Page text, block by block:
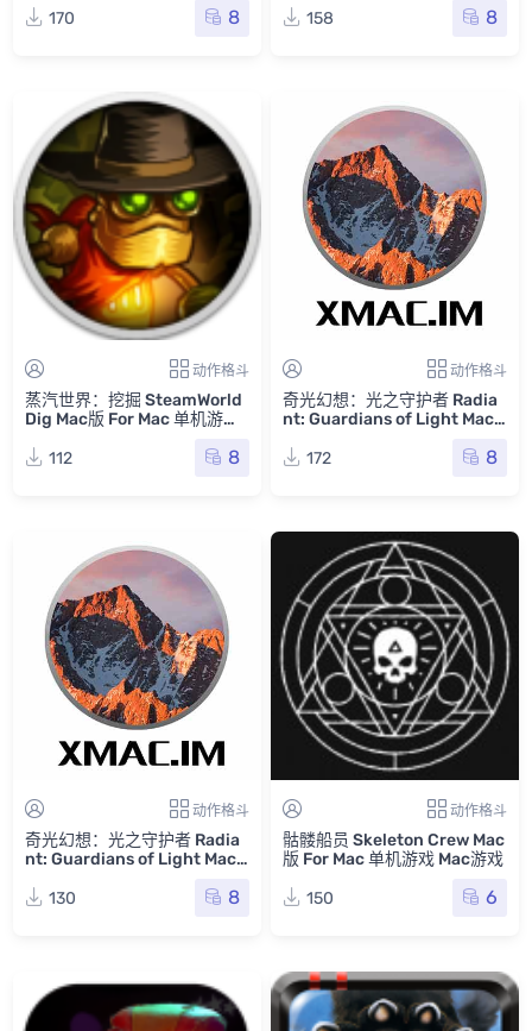
170
8
158
8
动作格斗
蒸汽世界：挖掘 SteamWorld
Dig Mac版 For Mac 单机游戏
112
8
动作格斗
奇光幻想：光之守护者 Radia
nt: Guardians of Light Mac
172
8
动作格斗
奇光幻想：光之守护者 Radia
nt: Guardians of Light Mac
130
8
动作格斗
骷髅船员 Skeleton Crew Mac
版 For Mac 单机游戏 Mac游戏
150
6